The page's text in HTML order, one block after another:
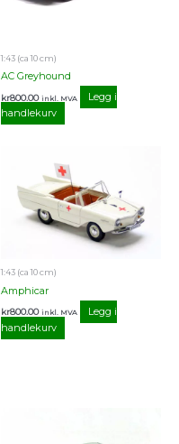
1:43 (ca 10 cm)
AC Greyhound
kr800.00 inkl. MVA
Legg i
handlekurv
1:43 (ca 10 cm)
Amphicar
kr800.00 inkl. MVA
Legg i
handlekurv